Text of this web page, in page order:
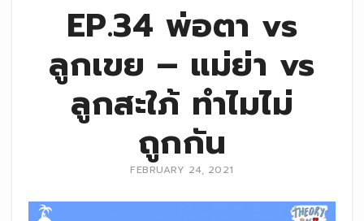
EP.34 พ่อตา vs
ลูกเขย – แม่ย่า vs
ลูกสะใภ้ ทำไมไม่
ถูกกัน
FEBRUARY 24, 2021